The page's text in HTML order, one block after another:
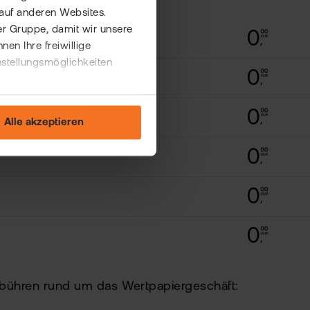
anderen Websites.
Gruppe, damit wir unsere
Ihre freiwillige
Alle akzeptieren
rund um das Wertpapiergeschäft: